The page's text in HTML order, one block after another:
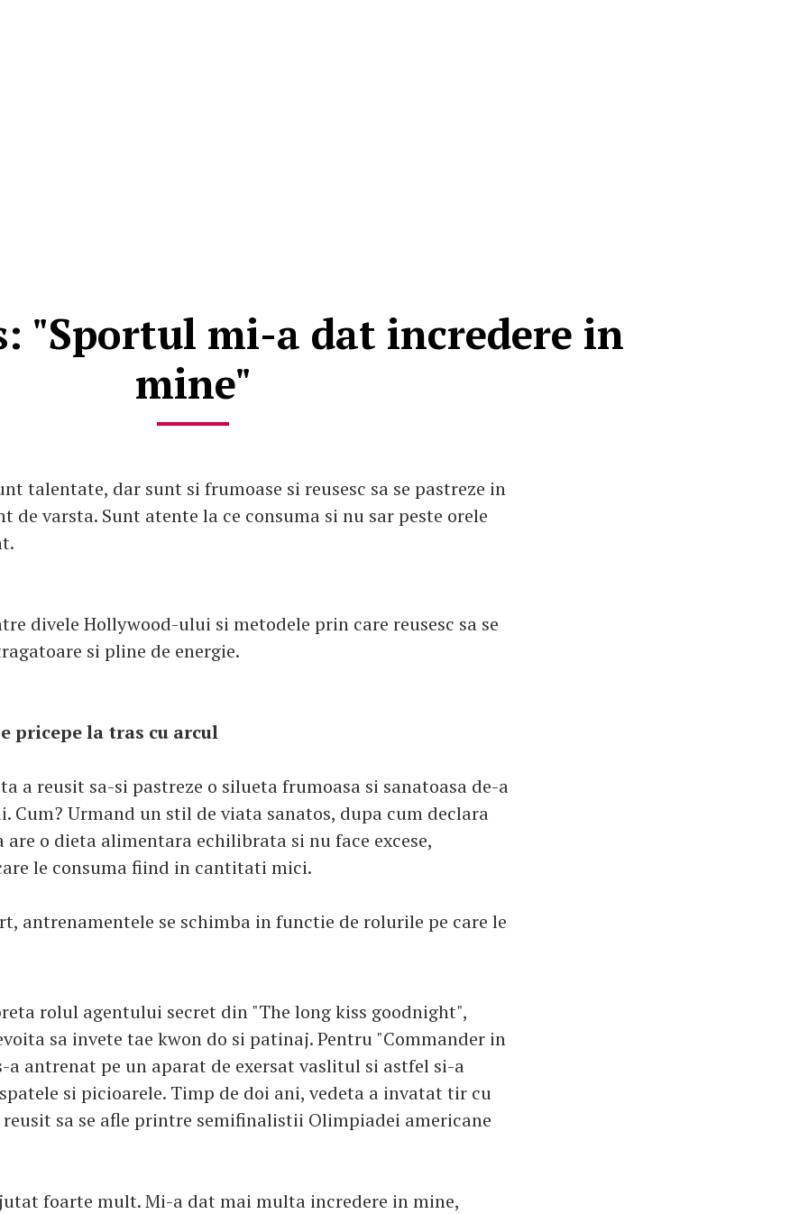
"Sportul mi-a dat incredere in
mine"
talentate, dar sunt si frumoase si reusesc sa se pastreze in
de varsta. Sunt atente la ce consuma si nu sar peste orele
divele Hollywood-ului si metodele prin care reusesc sa se
si pline de energie.
pricepe la tras cu arcul
a reusit sa-si pastreze o silueta frumoasa si sanatoasa de-a
Cum? Urmand un stil de viata sanatos, dupa cum declara
are o dieta alimentara echilibrata si nu face excese,
le consuma fiind in cantitati mici.
antrenamentele se schimba in functie de rolurile pe care le
rolul agentului secret din "The long kiss goodnight",
sa invete tae kwon do si patinaj. Pentru "Commander in
a antrenat pe un aparat de exersat vaslitul si astfel si-a
si picioarele. Timp de doi ani, vedeta a invatat tir cu
sa se afle printre semifinalistii Olimpiadei americane
foarte mult. Mi-a dat mai multa incredere in mine,